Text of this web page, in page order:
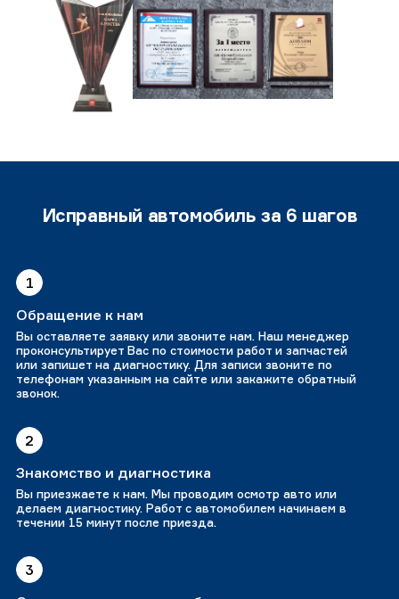
Исправный автомобиль за 6 шагов
1
Обращение к нам
Вы оставляете заявку или звоните нам. Наш менеджер
проконсультирует Вас по стоимости работ и запчастей
или запишет на диагностику. Для записи звоните по
телефонам указанным на сайте или закажите обратный
звонок.
2
Знакомство и диагностика
Вы приезжаете к нам. Мы проводим осмотр авто или
делаем диагностику. Работ с автомобилем начинаем в
течении 15 минут после приезда.
3